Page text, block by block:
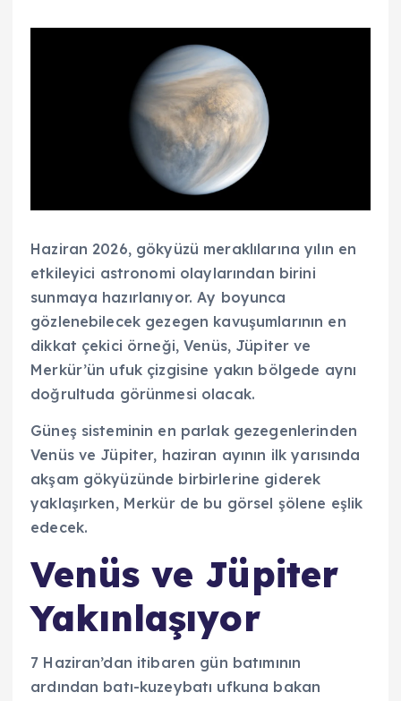
Haziran 2026, gökyüzü meraklılarına yılın en
etkileyici astronomi olaylarından birini
sunmaya hazırlanıyor. Ay boyunca
gözlenebilecek gezegen kavuşumlarının en
dikkat çekici örneği, Venüs, Jüpiter ve
Merkür’ün ufuk çizgisine yakın bölgede aynı
doğrultuda görünmesi olacak.
Güneş sisteminin en parlak gezegenlerinden
Venüs ve Jüpiter, haziran ayının ilk yarısında
akşam gökyüzünde birbirlerine giderek
yaklaşırken, Merkür de bu görsel şölene eşlik
edecek.
Venüs ve Jüpiter
Yakınlaşıyor
7 Haziran’dan itibaren gün batımının
ardından batı-kuzeybatı ufkuna bakan